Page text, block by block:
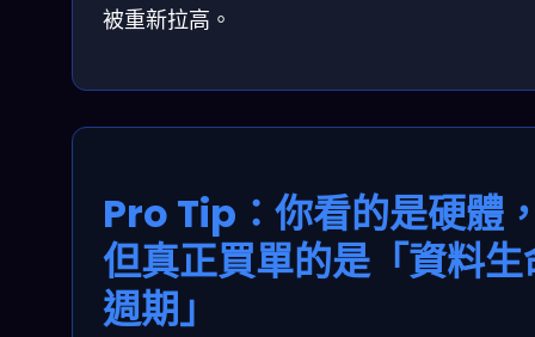
被重新拉高。
Pro Tip：你看的是硬體
但真正買單的是「資料生
週期」